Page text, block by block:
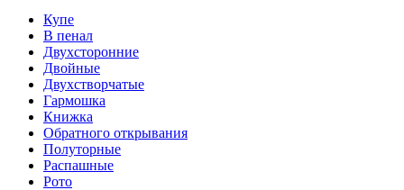
Купе
В пенал
Двухсторонние
Двойные
Двухстворчатые
Гармошка
Книжка
Обратного открывания
Полуторные
Распашные
Рото